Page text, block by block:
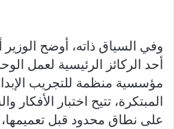
وفي السياق ذاته، أوضح الوزير
أحد الركائز الرئيسية لعمل
مؤسسية منظمة للتجريب
المبتكرة، تتيح اختبار
على نطاق محدود قبل تعميمها،